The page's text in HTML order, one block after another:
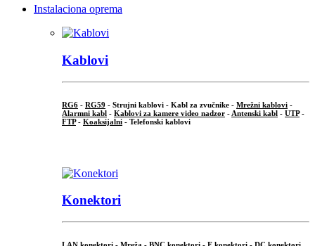
Instalaciona oprema
Kablovi
RG6 - RG59 - Strujni kablovi - Kabl za zvučnike - Mrežni kablovi -
Alarmni kabl - Kablovi za kamere video nadzor - Antenski kabl - UTP-
FTP- Koaksijalni - Telefonski kablovi
Konektori